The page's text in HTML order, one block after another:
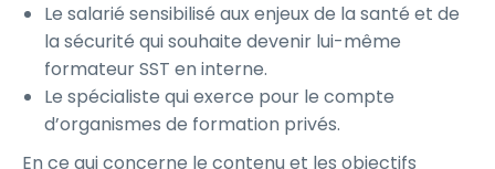
Le salarié sensibilisé aux enjeux de la santé et de
la sécurité qui souhaite devenir lui-même
formateur SST en interne.
Le spécialiste qui exerce pour le compte
d’organismes de formation privés.
En ce qui concerne le contenu et les objectifs